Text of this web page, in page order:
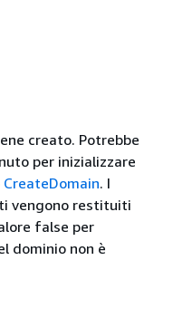
creato. Potrebbe
per inizializzare
CreateDomain. I
vengono restituiti
false per
dominio non è